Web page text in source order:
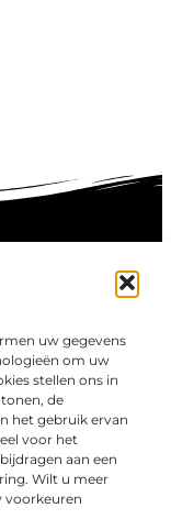
uw gegevens
om uw
stellen ons in
de
het gebruik ervan
voor het
aan een
Wilt u meer
voorkeuren
en artikelen die
van
dagelijks leven